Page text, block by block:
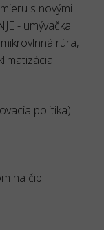
s novými
- umývačka
rúra,
politika).
na čip